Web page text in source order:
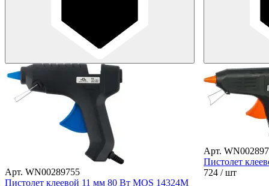
Арт. WN00289755
Пистолет клеевой 11 мм 80 Вт MOS 14324М
Арт.
Пистолет
724 / шт